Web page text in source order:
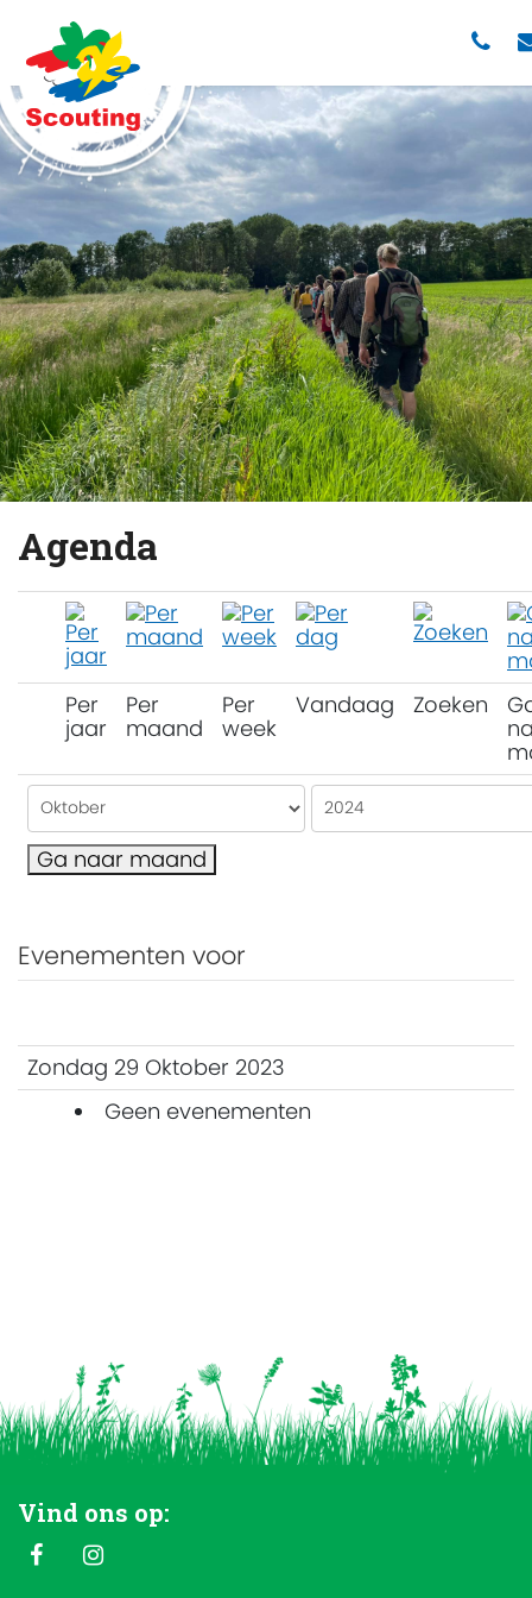
Agenda
Per
jaar
Per
maand
Per
week
Vandaag Zoeken
Ga naar maand
Evenementen voor
Zondag 29 Oktober 2023
Geen evenementen
Vind ons op: